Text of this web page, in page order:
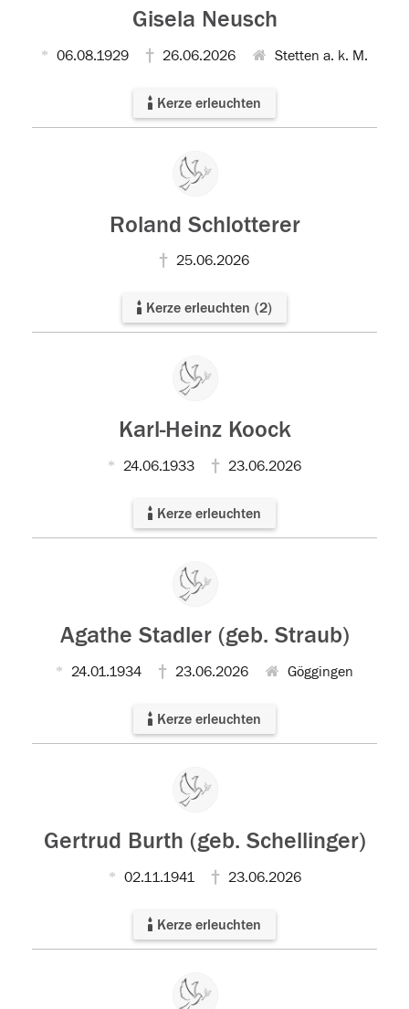
Gisela Neusch
06.08.1929 26.06.2026 Stetten a. k. M.
Kerze erleuchten
Roland Schlotterer
25.06.2026
Kerze erleuchten (2)
Karl-Heinz Koock
24.06.1933 23.06.2026
Kerze erleuchten
Agathe Stadler (geb. Straub)
24.01.1934 23.06.2026 Göggingen
Kerze erleuchten
Gertrud Burth (geb. Schellinger)
02.11.1941 23.06.2026
Kerze erleuchten